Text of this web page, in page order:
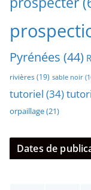
Pyrénées (44)
rivières(19) sable noir
tutoriel (34)
orpaillage(21)
Dates de